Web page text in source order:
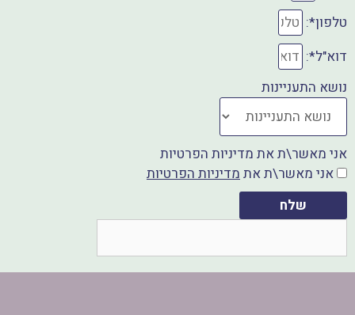
טלפון*:
דוא"ל*:
נושא התעניינות
אני מאשר\ת את מדיניות הפרטיות
אני מאשר\ת אתמדיניות הפרטיות
שלח